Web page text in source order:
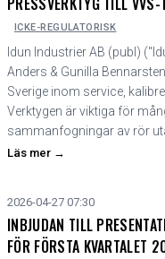
ICKE-REGULATORISK
Idun Industrier AB (publ)
Anders & Gunilla
Sverige inom service,
Verktygen är viktiga för
sammanfogningar av rör
Läs mer →
2026-04-27 07:30
INBJUDAN TILL
FÖR FÖRSTA KVARTALET